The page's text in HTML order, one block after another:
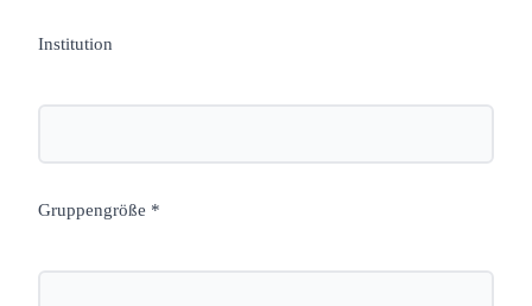
Institution
Gruppengröße *